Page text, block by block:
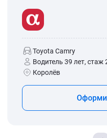
Toyota Camry
Водитель 39 лет, стаж
Королёв